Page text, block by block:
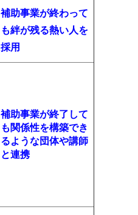
補助事業が終わって
も絆が残る熱い人を
採用
補助事業が終了して
も関係性を構築でき
るような団体や講師
と連携